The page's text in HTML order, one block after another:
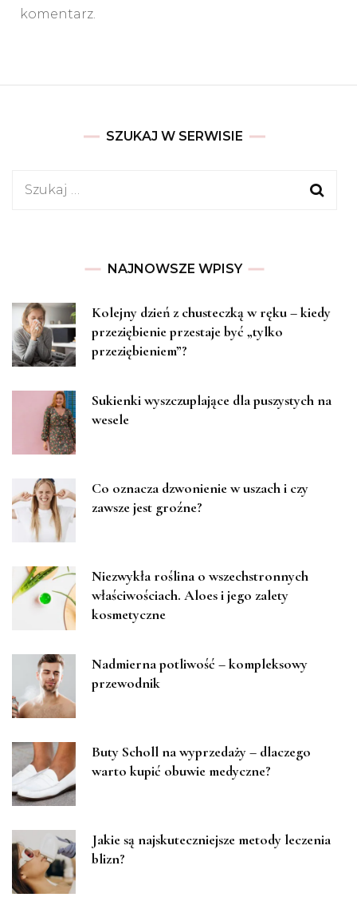
komentarz.
SZUKAJ W SERWISIE
Szukaj:
NAJNOWSZE WPISY
Kolejny dzień z chusteczką w ręku – kiedy
przeziębienie przestaje być „tylko
przeziębieniem”?
Sukienki wyszczuplające dla puszystych na
wesele
Co oznacza dzwonienie w uszach i czy
zawsze jest groźne?
Niezwykła roślina o wszechstronnych
właściwościach. Aloes i jego zalety
kosmetyczne
Nadmierna potliwość – kompleksowy
przewodnik
Buty Scholl na wyprzedaży – dlaczego
warto kupić obuwie medyczne?
Jakie są najskuteczniejsze metody leczenia
blizn?